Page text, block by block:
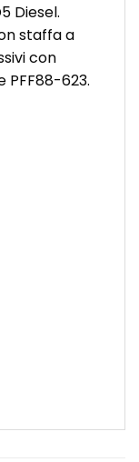
Diesel.
staffa a
con
PFF88-623.